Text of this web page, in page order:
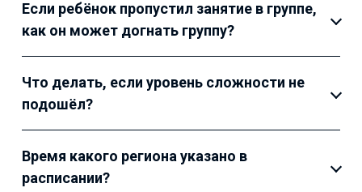
Если ребёнок пропустил занятие в группе,
как он может догнать группу?
Что делать, если уровень сложности не
подошёл?
Время какого региона указано в
расписании?